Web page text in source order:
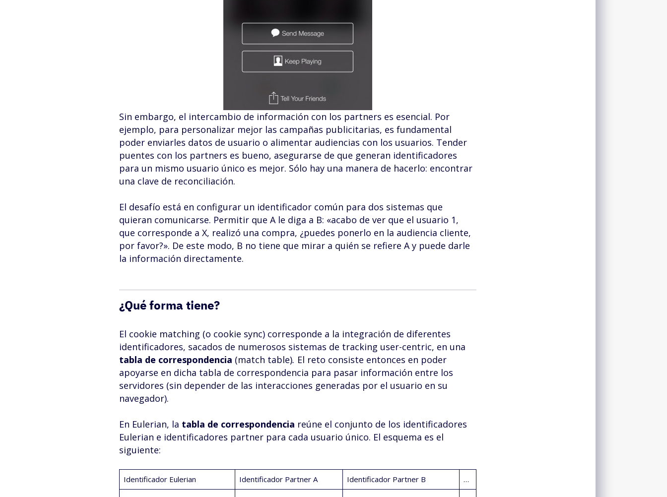
Sin embargo, el intercambio de información con los partners es esencial. Por
ejemplo, para personalizar mejor las campañas publicitarias, es fundamental
poder enviarles datos de usuario o alimentar audiencias con los usuarios. Tender
puentes con los partners es bueno, asegurarse de que generan identificadores
para un mismo usuario único es mejor. Sólo hay una manera de hacerlo: encontrar
una clave de reconciliación.
El desafío está en configurar un identificador común para dos sistemas que
quieran comunicarse. Permitir que A le diga a B: «acabo de ver que el usuario 1,
que corresponde a X, realizó una compra, ¿puedes ponerlo en la audiencia cliente,
por favor?». De este modo, B no tiene que mirar a quién se refiere A y puede darle
la información directamente.
¿Qué forma tiene?
El cookie matching (o cookie sync) corresponde a la integración de diferentes
identificadores, sacados de numerosos sistemas de tracking user-centric, en una
tabla de correspondencia (match table). El reto consiste entonces en poder
apoyarse en dicha tabla de correspondencia para pasar información entre los
servidores (sin depender de las interacciones generadas por el usuario en su
navegador).
En Eulerian, la tabla de correspondencia reúne el conjunto de los identificadores
Eulerian e identificadores partner para cada usuario único. El esquema es el
siguiente:
Identificador Eulerian Identificador Partner A Identificador Partner B
…